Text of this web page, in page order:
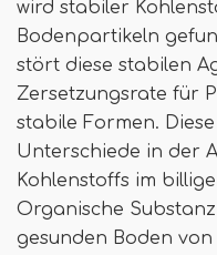
wird stabiler
Bodenpartikeln
stört diese stabilen
Zersetzungsrate für
stabile Formen.
Unterschiede in der
Kohlenstoffs im
Organische
gesunden Boden